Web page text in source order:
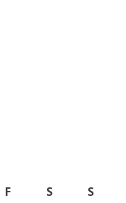
F S
S